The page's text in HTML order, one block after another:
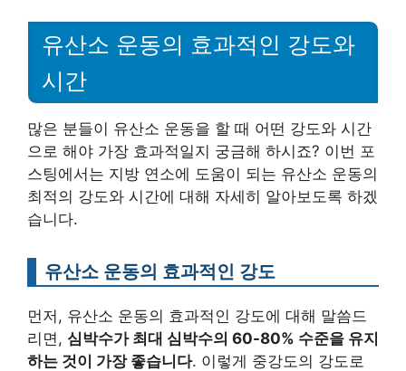
유산소 운동의 효과적인 강도와
시간
많은 분들이 유산소 운동을 할 때 어떤 강도와 시간
으로 해야 가장 효과적일지 궁금해 하시죠? 이번 포
스팅에서는 지방 연소에 도움이 되는 유산소 운동의
최적의 강도와 시간에 대해 자세히 알아보도록 하겠
습니다.
유산소 운동의 효과적인 강도
먼저, 유산소 운동의 효과적인 강도에 대해 말씀드
리면, 심박수가 최대 심박수의 60-80% 수준을 유지
하는 것이 가장 좋습니다. 이렇게 중강도의 강도로